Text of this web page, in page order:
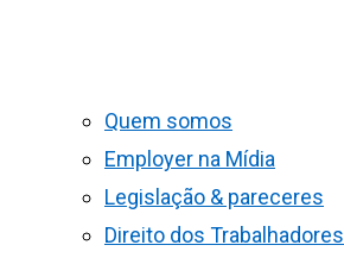
Quem somos
Employer na Mídia
Legislação & pareceres
Direito dos Trabalhadores